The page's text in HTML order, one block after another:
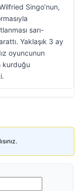
Singo’nun,
sarı-
Yaklaşık 3 ay
oyuncunun
kurduğu